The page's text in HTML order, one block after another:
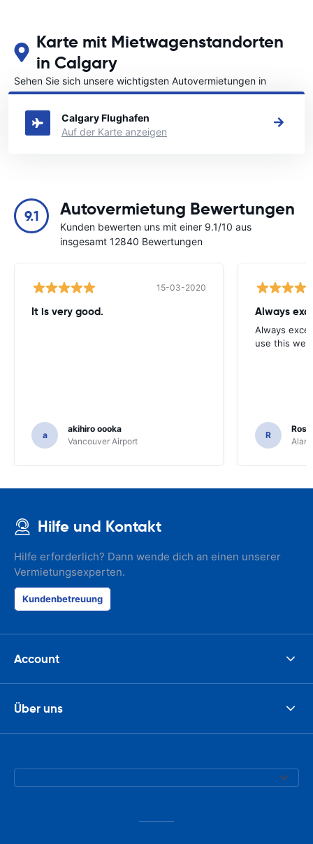
Karte mit Mietwagenstandorten
in Calgary
Sehen Sie sich unsere wichtigsten Autovermietungen in
Calgary an
Calgary Flughafen
Auf der Karte anzeigen
9.1 Autovermietung Bewertungen
Kunden bewerten uns mit einer 9.1/10 aus
insgesamt 12840 Bewertungen
15-03-2020
It is very good.
a
akihiro oooka
Vancouver Airport
Always
Always
use this
R
Hilfe und Kontakt
Hilfe erforderlich? Dann wende dich an einen unserer
Vermietungsexperten.
Kundenbetreuung
Account
Über uns